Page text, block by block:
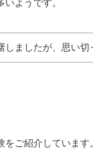
ようです。
しましたが、思い
をご紹介しています